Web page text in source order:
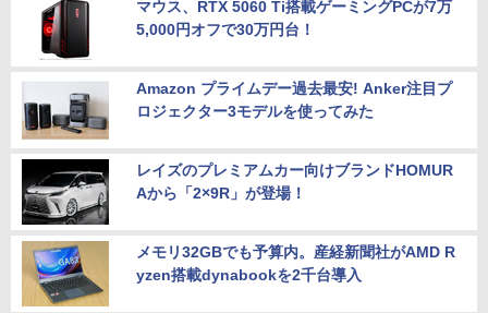
マウス、RTX 5060 Ti搭載ゲーミングPCが7万
5,000円オフで30万円台！
Amazon プライムデー過去最安! Anker注目プ
ロジェクター3モデルを使ってみた
レイズのプレミアムカー向けブランドHOMUR
Aから「2×9R」が登場！
メモリ32GBでも予算内。産経新聞社がAMD R
yzen搭載dynabookを2千台導入